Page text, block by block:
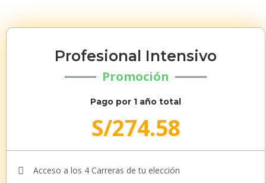
Profesional Intensivo
Promoción
Pago por 1 año total
S/274.58
Acceso a los 4 Carreras de tu elección